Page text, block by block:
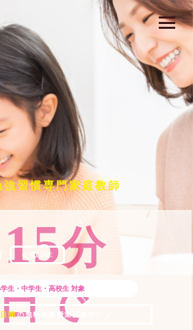
習慣専門家庭教師
15分
で
生・中学生・高校生 対象
日間の無料体験授業実施中!! ／
公式LINE